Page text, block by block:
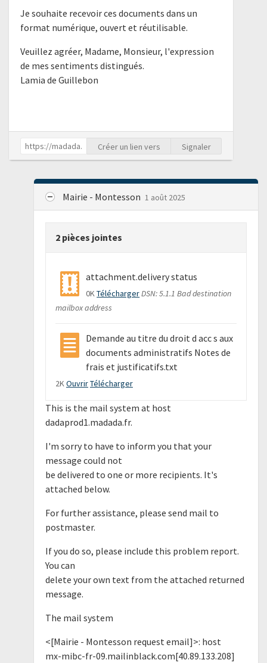
Je souhaite recevoir ces documents dans un
format numérique, ouvert et réutilisable.
Veuillez agréer, Madame, Monsieur, l'expression
de mes sentiments distingués.
Lamia de Guillebon
Créer un lien vers Signaler
Mairie - Montesson 1 août 2025
2 pièces jointes
attachment.delivery status
0KTéléchargerDSN: 5.1.1 Bad destination
mailbox address
Demande au titre du droit d acc s aux
documents administratifs Notes de
frais et justificatifs.txt
2K OuvrirTélécharger
This is the mail system at host
dadaprod1.madada.fr.
I'm sorry to have to inform you that your
message could not
be delivered to one or more recipients. It's
attached below.
For further assistance, please send mail to
postmaster.
If you do so, please include this problem report.
You can
delete your own text from the attached returned
message.
The mail system
<[Mairie - Montesson request email]>: host
mx-mibc-fr-09.mailinblack.com[40.89.133.208]